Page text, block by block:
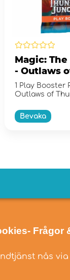
Magic:
- Outlaws
Junction
Booster
1 Play Booster
Outlaws of
Bevaka
- Frågor
nås via